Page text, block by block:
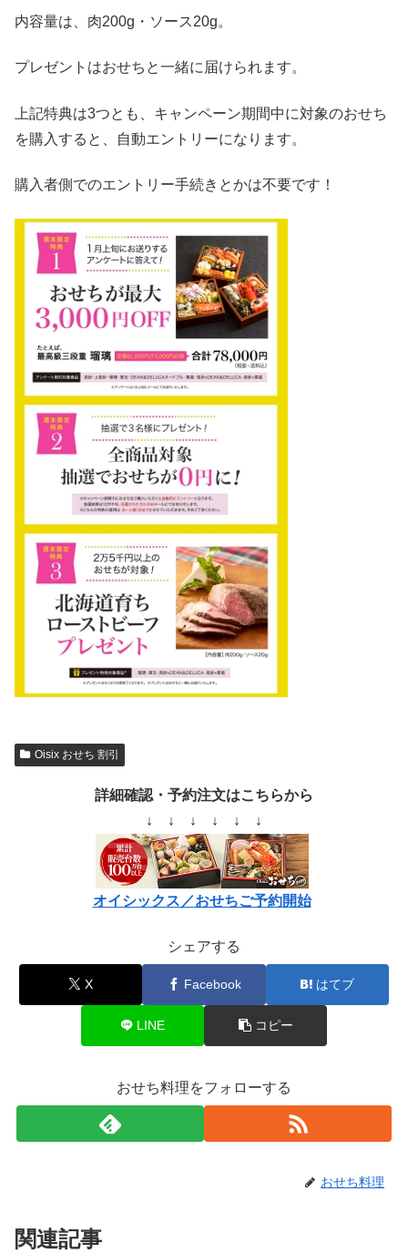
内容量は、肉200g・ソース20g。
プレゼントはおせちと一緒に届けられます。
上記特典は3つとも、キャンペーン期間中に対象のおせち
を購入すると、自動エントリーになります。
購入者側でのエントリー手続きとかは不要です！
Oisix おせち 割引
詳細確認・予約注文はこちらから
↓ ↓ ↓ ↓ ↓ ↓
オイシックス／おせちご予約開始
シェアする
X Facebook はてブ
LINE コピー
おせち料理をフォローする
おせち料理
関連記事